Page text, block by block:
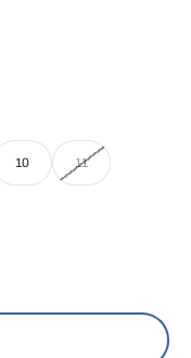
10 11